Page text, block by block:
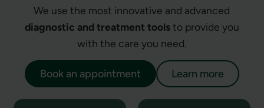
We use the most innovative and advanced
diagnostic and treatment toolsto provide you
with the care you need.
Book an appointment Learn more